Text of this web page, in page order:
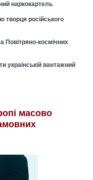
наркокартель
творця російського
Повітряно-космічних
українській вантажний
масово